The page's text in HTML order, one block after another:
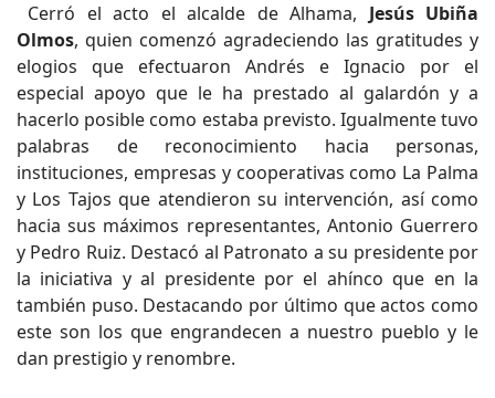
Cerró el acto el alcalde de Alhama, Jesús Ubiña
Olmos, quien comenzó agradeciendo las gratitudes y
elogios que efectuaron Andrés e Ignacio por el
especial apoyo que le ha prestado al galardón y a
hacerlo posible como estaba previsto. Igualmente tuvo
palabras de reconocimiento hacia personas,
instituciones, empresas y cooperativas como La Palma
y Los Tajos que atendieron su intervención, así como
hacia sus máximos representantes, Antonio Guerrero
y Pedro Ruiz. Destacó al Patronato a su presidente por
la iniciativa y al presidente por el ahínco que en la
también puso. Destacando por último que actos como
este son los que engrandecen a nuestro pueblo y le
dan prestigio y renombre.